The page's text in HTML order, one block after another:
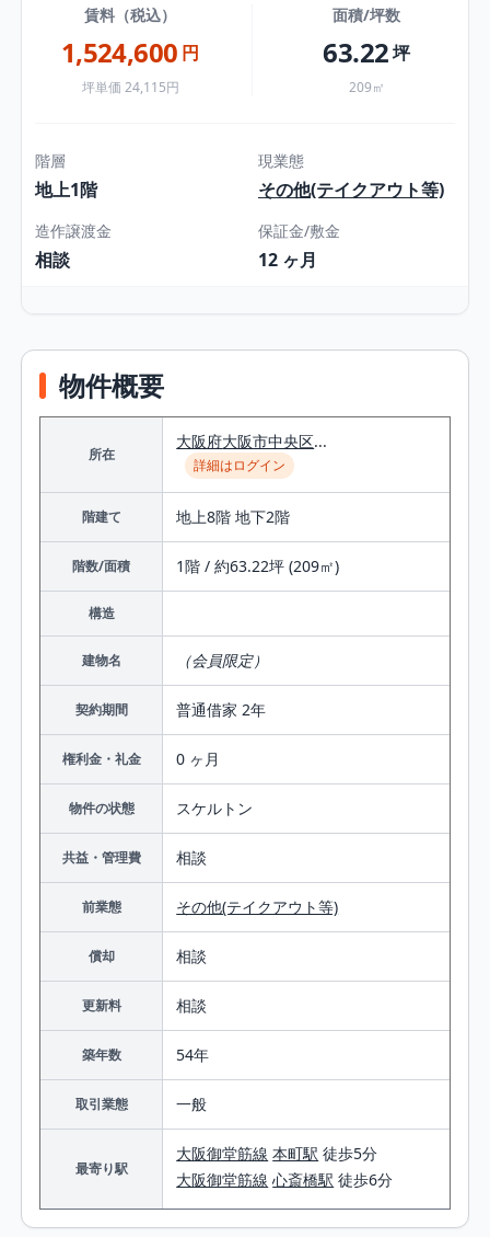
賃料（税込）
1,524,600 円
坪単価 24,115円
面積/坪数
63.22坪
209㎡
階層
地上1階
現業態
その他(テイクアウト等)
造作譲渡金
相談
保証金/敷金
12 ヶ月
物件概要
所在
大阪府大阪市中央区...
詳細はログイン
階建て 地上8階 地下2階
階数/面積 1階 / 約63.22坪 (209㎡)
構造
建物名 （会員限定）
契約期間 普通借家 2年
権利金・礼金 0 ヶ月
物件の状態 スケルトン
共益・管理費 相談
前業態 その他(テイクアウト等)
償却 相談
更新料 相談
築年数 54年
取引業態 一般
最寄り駅
大阪御堂筋線 本町駅 徒歩5分
大阪御堂筋線 心斎橋駅 徒歩6分